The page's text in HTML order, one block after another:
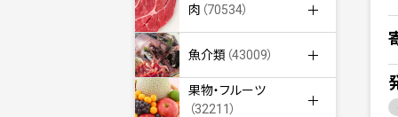
肉 （70534）
魚介類 （43009）
果物・フルーツ
（32211）